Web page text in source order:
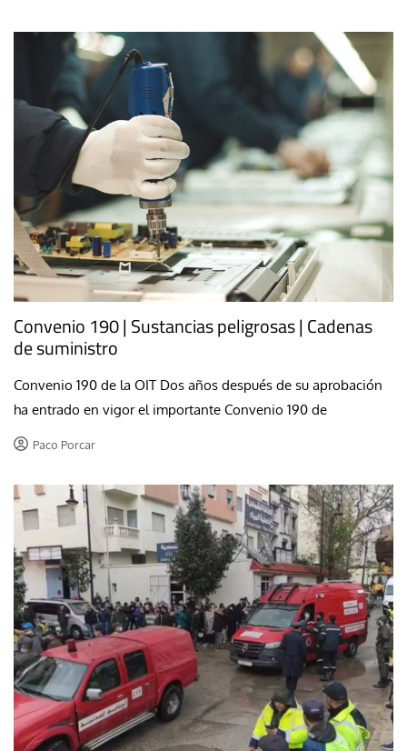
Convenio 190 | Sustancias peligrosas | Cadenas
de suministro
Convenio 190 de la OIT Dos años después de su aprobación
ha entrado en vigor el importante Convenio 190 de
Paco Porcar